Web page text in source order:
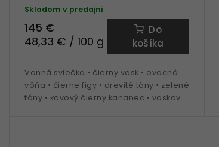
Skladom v predajni
145 €
48,33 € / 100 g
Do
košíka
Vonná sviečka • čierny vosk • ovocná
vôňa • čierne figy • drevité tóny • zelené
tóny • kovový čierny kahanec • vosková